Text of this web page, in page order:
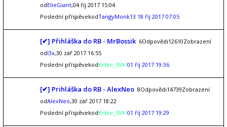
odElieGiant,04 říj 2017 15:04
Poslední příspěvekodTangyMonk13 18 říj 2017 07:05
[✔] Přihláška do RB - MrBossik 6Odpovědi12610Zobrazení
odl3x,30 zář 2017 16:55
Poslední příspěvekodKrtko_SVK 01 říj 2017 19:36
[✔] Prihláška do RB - AlexNeo 8Odpovědi14739Zobrazení
odAlexNeo,30 zář 2017 18:22
Poslední příspěvekodKrtko_SVK 01 říj 2017 19:29